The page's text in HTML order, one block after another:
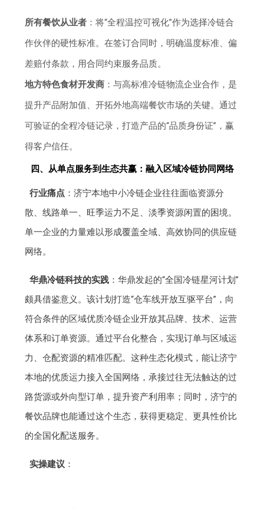
所有餐饮从业者 ：将“全程温控可视化”作为选择冷链合
作伙伴的硬性标准。在签订合同时，明确温度标准、偏
差赔付条款，用合同约束服务品质。
地方特色食材开发商 ：与高标准冷链物流企业合作，是
提升产品附加值、开拓外地高端餐饮市场的关键。通过
可验证的全程冷链记录，打造产品的“品质身份证”，赢
得客户信任。
四、从单点服务到生态共赢：融入区域冷链协同网络
行业痛点：济宁本地中小冷链企业往往面临资源分
散、线路单一、旺季运力不足、淡季资源闲置的困境。
单一企业的力量难以形成覆盖全域、高效协同的供应链
网络。
华鼎冷链科技的实践：华鼎发起的“全国冷链星河计划”
颇具借鉴意义。该计划打造“仓车线开放互驱平台”，向
符合条件的区域优质冷链企业开放其品牌、技术、运营
体系和订单资源。通过平台化整合，实现订单与区域运
力、仓配资源的精准匹配。这种生态化模式，能让济宁
本地的优质运力接入全国网络，承接过往无法触达的过
路货源或外向型订单，提升资产利用率；同时，济宁的
餐饮品牌也能通过这个生态，获得更稳定、更具性价比
的全国化配送服务。
实操建议 ：